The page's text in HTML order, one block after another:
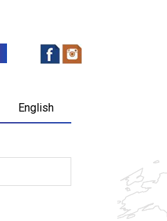
English